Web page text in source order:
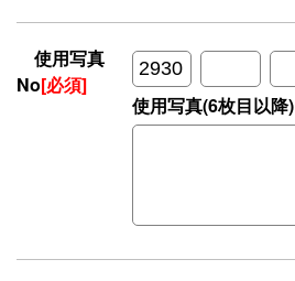
使用写真
No[必須]
使用写真(6枚目以降)